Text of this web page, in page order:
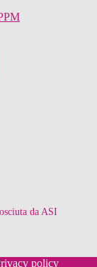
da ASI
policy